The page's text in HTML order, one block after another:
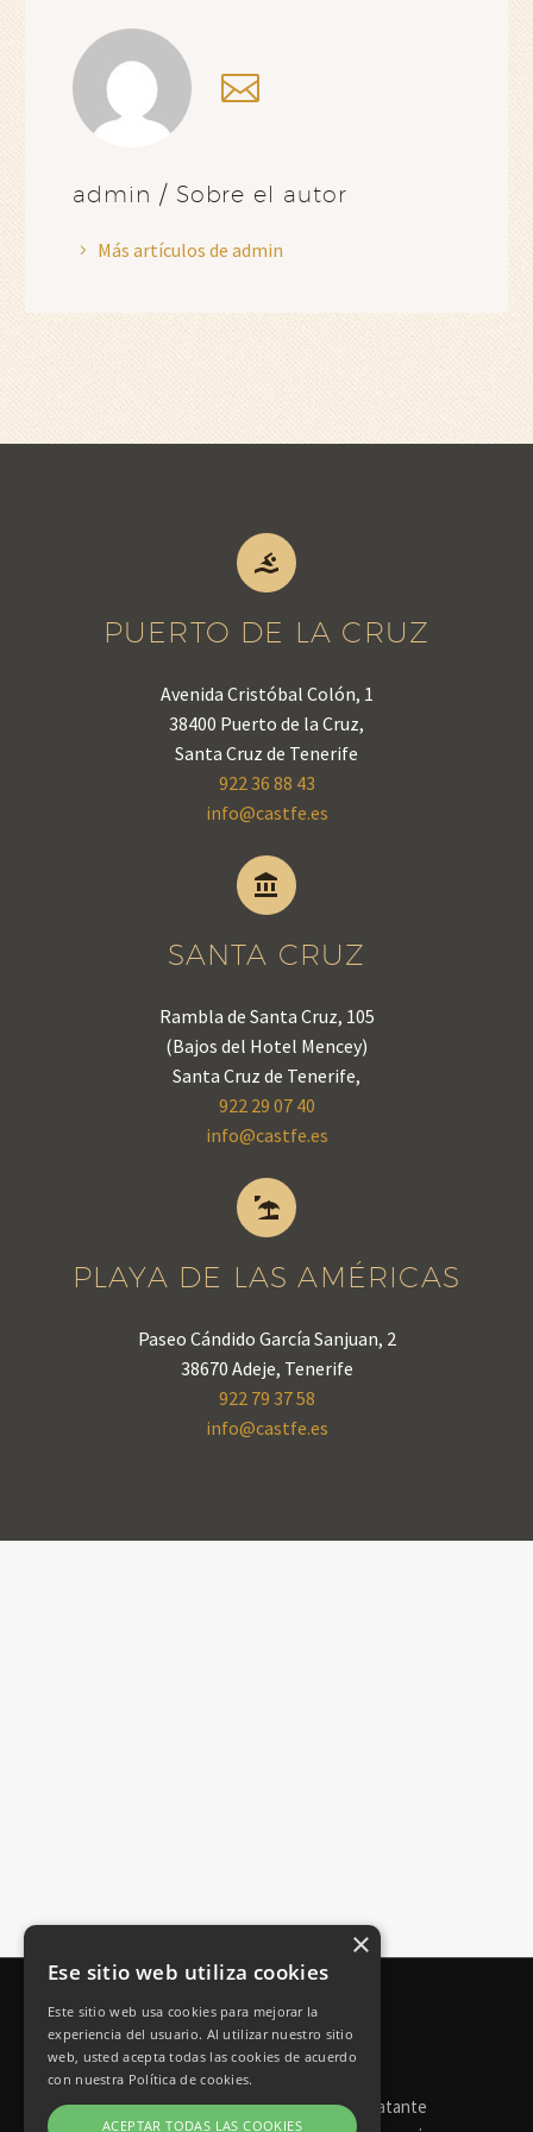
admin / Sobre el autor
Más artículos de admin


PUERTO DE LA CRUZ
Avenida Cristóbal Colón, 1
38400 Puerto de la Cruz,
Santa Cruz de Tenerife
922 36 88 43
info@castfe.es


SANTA CRUZ
Rambla de Santa Cruz, 105
(Bajos del Hotel Mencey)
Santa Cruz de Tenerife,
922 29 07 40
info@castfe.es


PLAYA DE LAS AMÉRICAS
Paseo Cándido García Sanjuan, 2
38670 Adeje, Tenerife
922 79 37 58
info@castfe.es
Torneos de póker
Perfil del contratante
×
Ese sitio web utiliza cookies
Este sitio web usa cookies para mejorar la
experiencia del usuario. Al utilizar nuestro sitio
web, usted acepta todas las cookies de acuerdo
con nuestra Política de cookies.
ACEPTAR TODAS LAS COOKIES